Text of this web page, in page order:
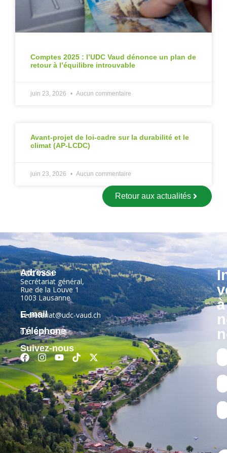
Comptes 2025 : l’UDC Vaud dénonce un plan de
retour à l’équilibre introuvable
juin 23, 2026 Aucun commentaire
Avant-projet de loi-cadre sur la durabilité et le
climat (AP-LCDC)
juin 23, 2026 Aucun commentaire
Retour aux actualités
Adresse
UDC Vaud
Secrétariat général,
Rue de la Louve 1
1003 Lausanne
E-mail
secretariat@udc-vaud.ch
Téléphone
021 806 32 90
Suivez-nous
à